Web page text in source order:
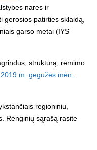
nares ir
gerosios patirties sklaidą,
garso metai (IYS
struktūrą, rėmimo
2019 m. gegužės mėn.
regioniniu,
Renginių sąrašą rasite